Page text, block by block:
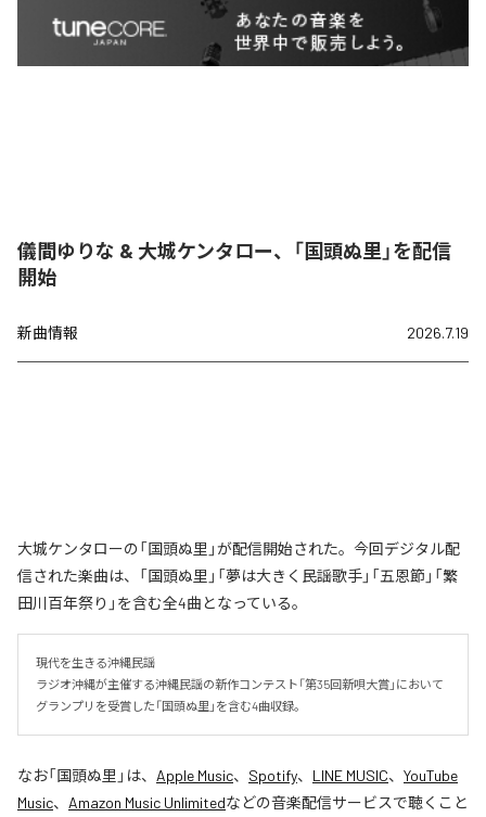
儀間ゆりな & 大城ケンタロー、「国頭ぬ里」を配信
開始
新曲情報 2026.7.19
大城ケンタローの「国頭ぬ里」が配信開始された。今回デジタル配
信された楽曲は、「国頭ぬ里」「夢は大きく民謡歌手」「五恩節」「繁
田川百年祭り」を含む全4曲となっている。
現代を生きる沖縄民謡
ラジオ沖縄が主催する沖縄民謡の新作コンテスト「第35回新唄大賞」において
グランプリを受賞した「国頭ぬ里」を含む4曲収録。
なお「国頭ぬ里 」は、 Apple Music、 Spotify、 LINE MUSIC、 YouTube
Music、 Amazon Music Unlimitedなどの音楽配信サービスで聴くこと